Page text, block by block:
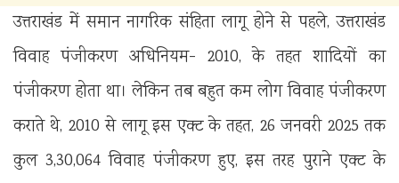
उत्तराखंड में समान नागरिक संहिता लागू होने से पहले, उत्तराखंड
विवाह पंजीकरण अधिनियम- 2010, के तहत शादियों का
पंजीकरण होता था। लेकिन तब बहुत कम लोग विवाह पंजीकरण
कराते थे, 2010 से लागू इस एक्ट के तहत, 26 जनवरी 2025 तक
कुल 3,30,064 विवाह पंजीकरण हुए, इस तरह पुराने एक्ट के